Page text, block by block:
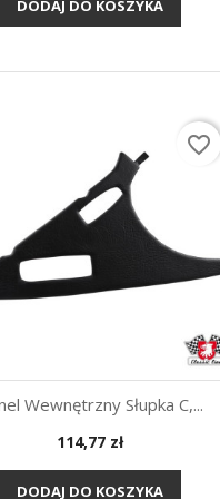
DODAJ DO KOSZYKA
Szybki podgląd
Wewnętrzny Słupka C,...
Cena
114,77 zł
DODAJ DO KOSZYKA
favorite_border